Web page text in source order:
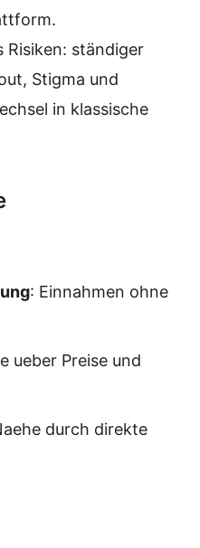
Risiken: ständiger
Stigma und
in klassische
: Einnahmen ohne
ueber Preise und
durch direkte